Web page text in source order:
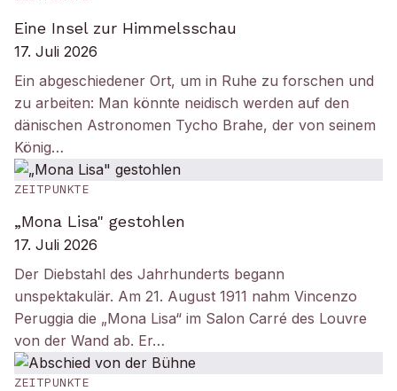
Eine Insel zur Himmelsschau
17. Juli 2026
Ein abgeschiedener Ort, um in Ruhe zu forschen und
zu arbeiten: Man könnte neidisch werden auf den
dänischen Astronomen Tycho Brahe, der von seinem
König…
ZEITPUNKTE
„Mona Lisa" gestohlen
17. Juli 2026
Der Diebstahl des Jahrhunderts begann
unspektakulär. Am 21. August 1911 nahm Vincenzo
Peruggia die „Mona Lisa“ im Salon Carré des Louvre
von der Wand ab. Er…
ZEITPUNKTE